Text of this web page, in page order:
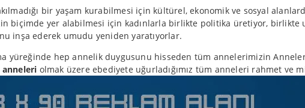
bir yaşam kurabilmesi için kültürel, ekonomik ve sosyal
biçimde yer alabilmesi için kadınlarla birlikte politika üretiyor,
inşa ederek umudu yeniden yaratıyorlar.
yüreğinde hep annelik duygusunu hisseden tüm annelerimizin
anneleri olmak üzere ebediyete uğurladığımız tüm anneleri rahmet ve